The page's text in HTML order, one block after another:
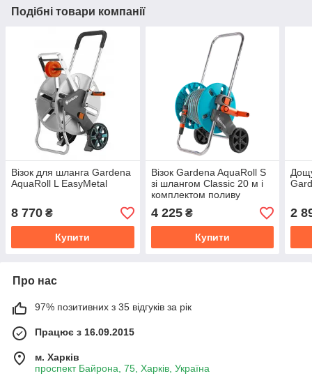
Подібні товари компанії
Візок для шланга Gardena
AquaRoll L EasyMetal
8 770 ₴
Купити
Візок Gardena AquaRoll S
зі шлангом Classic 20 м і
комплектом поливу
4 225₴
Купити
2
Про нас
97% позитивних з 35 відгуків за рік
Працює з 16.09.2015
м. Харків
проспект Байрона, 75, Харків, Україна